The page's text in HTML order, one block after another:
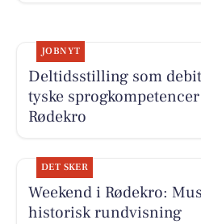
JOBNYT
Deltidsstilling som
tyske
Rødekro
DET SKER
Weekend i Rødekro:
historisk rundvisning